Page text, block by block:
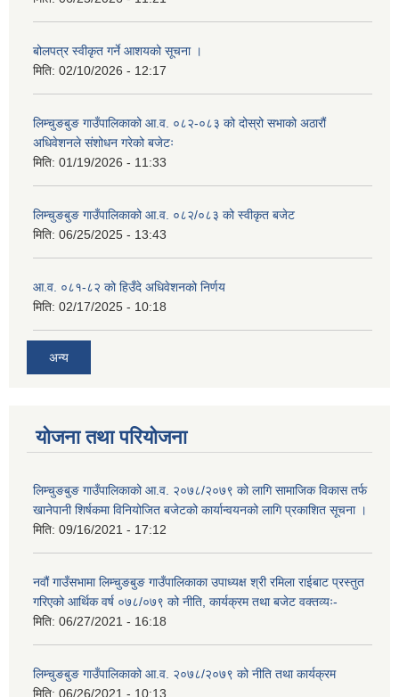
बोलपत्र स्वीकृत गर्ने आशयको सूचना ।
मिति: 02/10/2026 - 12:17
लिम्चुङबुङ गाउँपालिकाको आ.व. ०८२-०८३ को दोस्रो सभाको अठारौं
अधिवेशनले संशोधन गरेको बजेटः
मिति: 01/19/2026 - 11:33
लिम्चुङबुङ गाउँपालिकाको आ.व. ०८२/०८३ को स्वीकृत बजेट
मिति: 06/25/2025 - 13:43
आ.व. ०८१-८२ को हिउँदे अधिवेशनको निर्णय
मिति: 02/17/2025 - 10:18
अन्य
योजना तथा परियोजना
लिम्चुङबुङ गाउँपालिकाको आ.व. २०७८/२०७९ को लागि सामाजिक विकास तर्फ
खानेपानी शिर्षकमा विनियोजित बजेटको कार्यान्वयनको लागि प्रकाशित सूचना ।
मिति: 09/16/2021 - 17:12
नवौं गाउँसभामा लिम्चुङबुङ गाउँपालिकाका उपाध्यक्ष श्री रमिला राईबाट प्रस्तुत
गरिएको आर्थिक वर्ष ०७८/०७९ को नीति, कार्यक्रम तथा बजेट वक्तव्यः-
मिति: 06/27/2021 - 16:18
लिम्चुङबुङ गाउँपालिकाको आ.व. २०७८/२०७९ को नीति तथा कार्यक्रम
मिति: 06/26/2021 - 10:13